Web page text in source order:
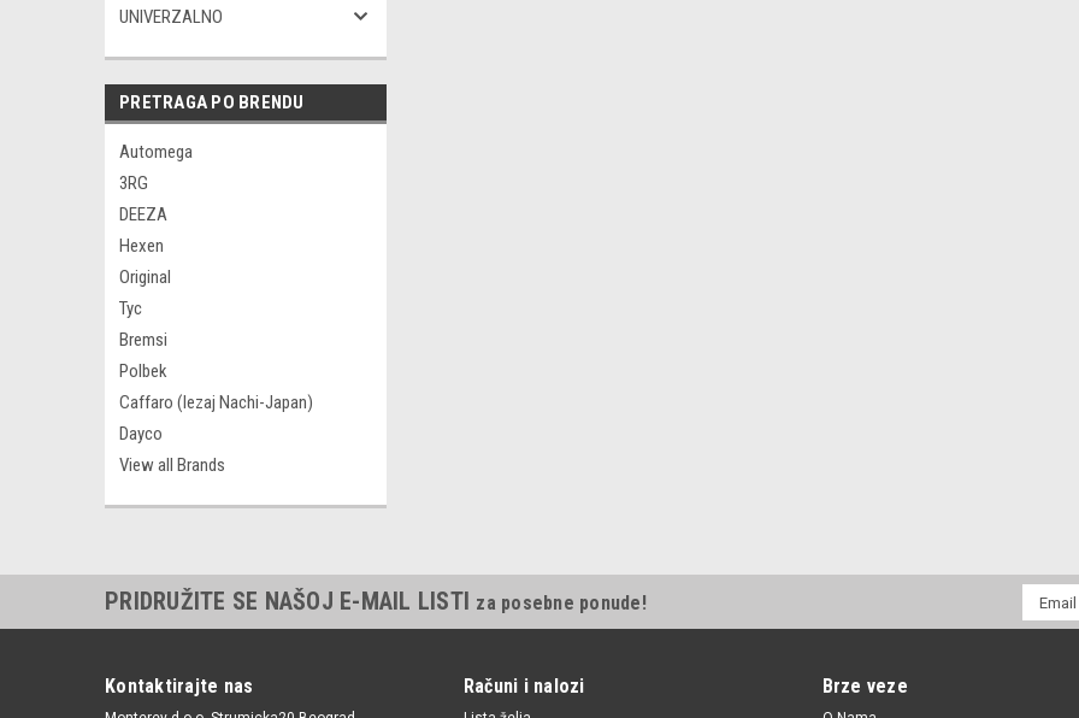
UNIVERZALNO
PRETRAGA PO BRENDU
Automega
3RG
DEEZA
Hexen
Original
Tyc
Bremsi
Polbek
Caffaro (lezaj Nachi-Japan)
Dayco
View all Brands
PRIDRUŽITE SE NAŠOJ E-MAIL LISTI za posebne ponude!
mail
Kontaktirajte nas Računi i nalozi Brze veze